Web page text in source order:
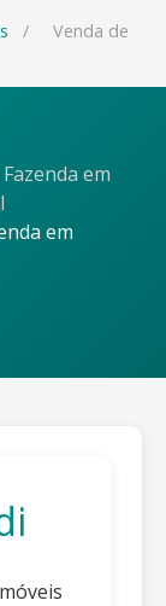
/
Venda de
em
em